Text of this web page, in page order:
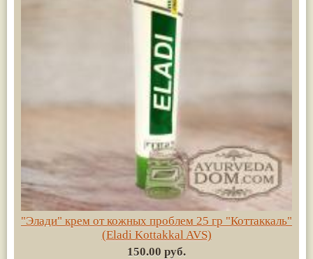
"Элади" крем от кожных проблем 25 гр "Коттаккаль"
(Eladi Kottakkal AVS)
150.00 руб.